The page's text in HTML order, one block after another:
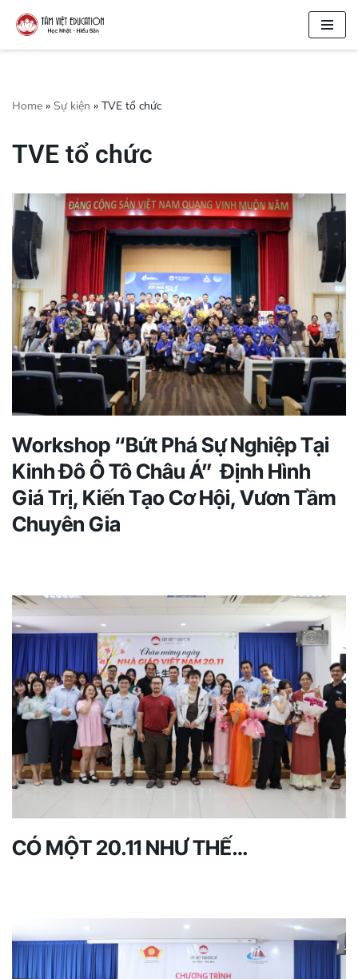
Home » Sự kiện » TVE tổ chức
TVE tổ chức
Workshop “Bứt Phá Sự Nghiệp Tại
Kinh Đô Ô Tô Châu Á” Định Hình
Giá Trị, Kiến Tạo Cơ Hội, Vươn Tầm
Chuyên Gia
CÓ MỘT 20.11 NHƯ THẾ…